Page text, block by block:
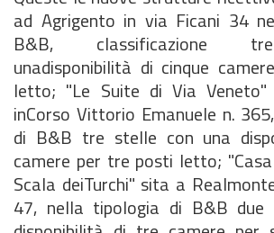
ad Agrigento in via Ficani 34
B&B, classificazione
unadisponibilità di cinque
letto; "Le Suite di Via
inCorso Vittorio Emanuele n.
di B&B tre stelle con una
camere per tre posti letto;
Scala deiTurchi" sita a
47, nella tipologia di B&B due